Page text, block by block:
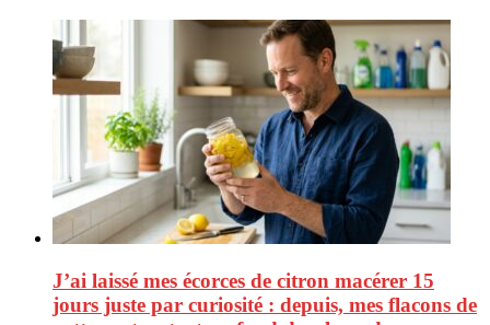
J’ai laissé mes écorces de citron macérer 15
jours juste par curiosité : depuis, mes flacons de